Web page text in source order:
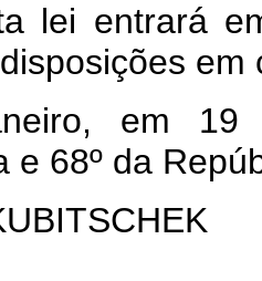
lei entrará
em
em 19
e 68º da